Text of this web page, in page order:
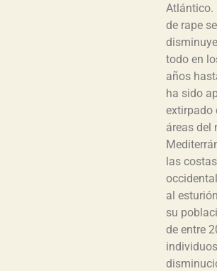
Atlántico.
de rape
todo en
años
ha sido
extirpado
áreas del
las
al
su
de entre